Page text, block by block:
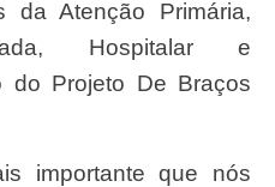
da Atenção Primária,
Hospitalar e
do Projeto De Braços